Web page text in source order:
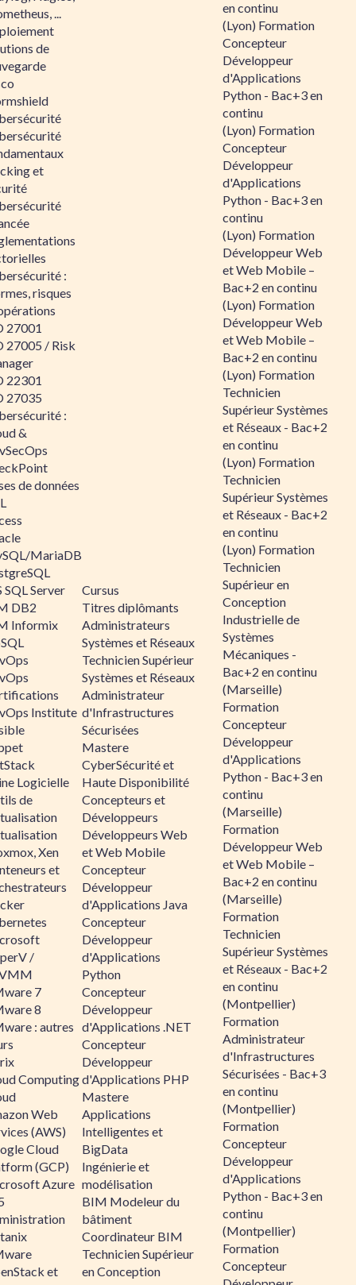
...
de
et
:
risques
27001
27005 / Risk
22301
27035
:
&
de données
MariaDB
SQL Server
DB2
Informix
Institute
Logicielle
de
Xen
et
/
7
8
: autres
Computing
Web
(AWS)
Cloud
(GCP)
Azure
et
Cursus
Titres diplômants
Administrateurs
Systèmes et Réseaux
Technicien Supérieur
Systèmes et Réseaux
Administrateur
d'Infrastructures
Sécurisées
Mastere
CyberSécurité et
Haute Disponibilité
Concepteurs et
Développeurs
Développeurs Web
et Web Mobile
Concepteur
Développeur
d'Applications Java
Concepteur
Développeur
d'Applications
Python
Concepteur
Développeur
d'Applications .NET
Concepteur
Développeur
d'Applications PHP
Mastere
Applications
Intelligentes et
BigData
Ingénierie et
modélisation
BIM Modeleur du
bâtiment
Coordinateur BIM
Technicien Supérieur
en Conception
en continu
(Lyon) Formation
Concepteur
Développeur
d'Applications
Python - Bac+3 en
continu
(Lyon) Formation
Concepteur
Développeur
d'Applications
Python - Bac+3 en
continu
(Lyon) Formation
Développeur Web
et Web Mobile –
Bac+2 en continu
(Lyon) Formation
Développeur Web
et Web Mobile –
Bac+2 en continu
(Lyon) Formation
Technicien
Supérieur Systèmes
et Réseaux - Bac+2
en continu
(Lyon) Formation
Technicien
Supérieur Systèmes
et Réseaux - Bac+2
en continu
(Lyon) Formation
Technicien
Supérieur en
Conception
Industrielle de
Systèmes
Mécaniques -
Bac+2 en continu
(Marseille)
Formation
Concepteur
Développeur
d'Applications
Python - Bac+3 en
continu
(Marseille)
Formation
Développeur Web
et Web Mobile –
Bac+2 en continu
(Marseille)
Formation
Technicien
Supérieur Systèmes
et Réseaux - Bac+2
en continu
(Montpellier)
Formation
Administrateur
d'Infrastructures
Sécurisées - Bac+3
en continu
(Montpellier)
Formation
Concepteur
Développeur
d'Applications
Python - Bac+3 en
continu
(Montpellier)
Formation
Concepteur